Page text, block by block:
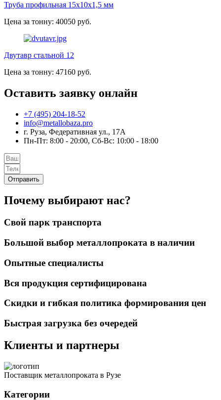
Труба профильная 15х10х1,5 мм
Цена за тонну: 40050 руб.
Двутавр стальной 12
Цена за тонну: 47160 руб.
Оставить заявку онлайн
+7 (495) 204-18-52
info@metallobaza.pro
г. Руза, Федеративная ул., 17А
Пн-Пт: 8:00 - 20:00, Сб-Вс: 10:00 - 18:00
Отправить
Почему выбирают нас?
Свой парк транспорта
Большой выбор металлопроката в наличии
Опытные специалисты
Вся продукция сертифицирована
Скидки и гибкая политика формирования цен
Быстрая загрузка без очередей
Клиенты и партнеры
Поставщик металлопроката в Рузе
Категории